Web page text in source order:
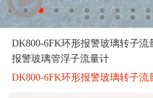
DK800-6FK环形报警玻璃转子
报警玻璃管浮子流量计
DK800-6FK环形报警玻璃转子流